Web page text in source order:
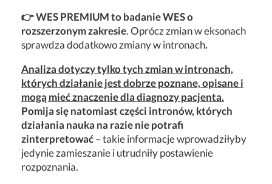
👉 WES PREMIUM to badanie WES o
rozszerzonym zakresie. Oprócz zmian w eksonach
sprawdza dodatkowo zmiany w intronach.
Analiza dotyczy tylko tych zmian w intronach,
których działanie jest dobrze poznane, opisane i
mogą mieć znaczenie dla diagnozy pacjenta.
Pomija się natomiast części intronów, których
działania nauka na razie nie potrafi
zinterpretować– takie informacje wprowadziłyby
jedynie zamieszanie i utrudniły postawienie
rozpoznania.